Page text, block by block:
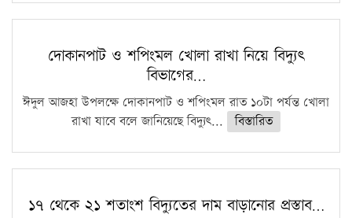
দোকানপাট ও শপিংমল খোলা রাখা নিয়ে বিদ্যুৎ
বিভাগের…
ঈদুল আজহা উপলক্ষে দোকানপাট ও শপিংমল রাত ১০টা পর্যন্ত খোলা
রাখা যাবে বলে জানিয়েছে বিদ্যুৎ...
বিস্তারিত
১৭ থেকে ২১ শতাংশ বিদ্যুতের দাম বাড়ানোর প্রস্তাব…